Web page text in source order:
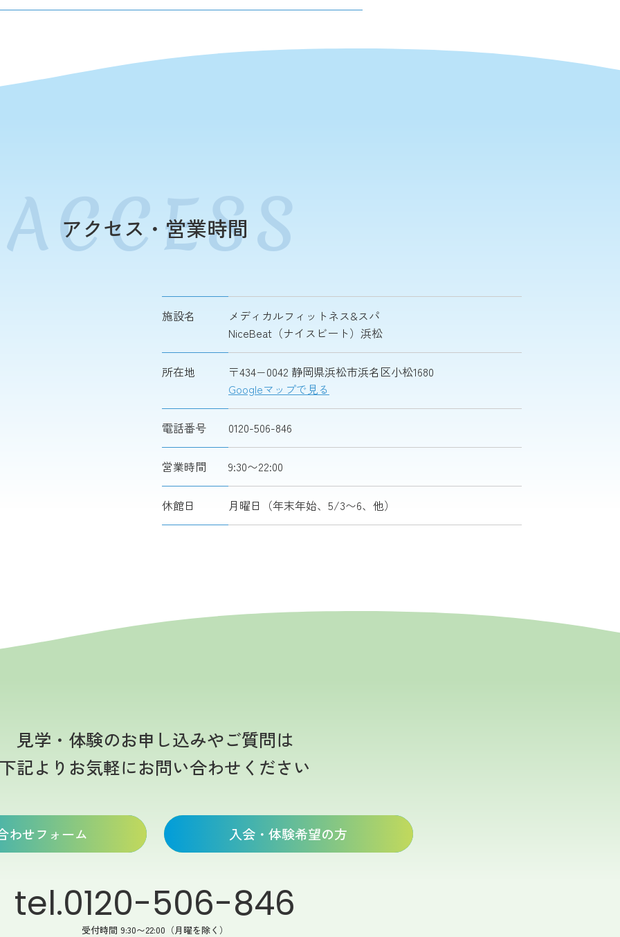
アクセス・営業時間
施設名
メディカルフィットネス&スパ
NiceBeat（ナイスビート）浜松
所在地
〒434−0042 静岡県浜松市浜名区小松1680
Googleマップで見る
電話番号 0120-506-846
営業時間 9:30〜22:00
休館日 月曜日（年末年始、5/3〜6、他）
見学・体験のお申し込みやご質問は
下記よりお気軽にお問い合わせください
わせフォーム 入会・体験希望の方
tel.0120-506-846
受付時間 9:30〜22:00（月曜を除く）